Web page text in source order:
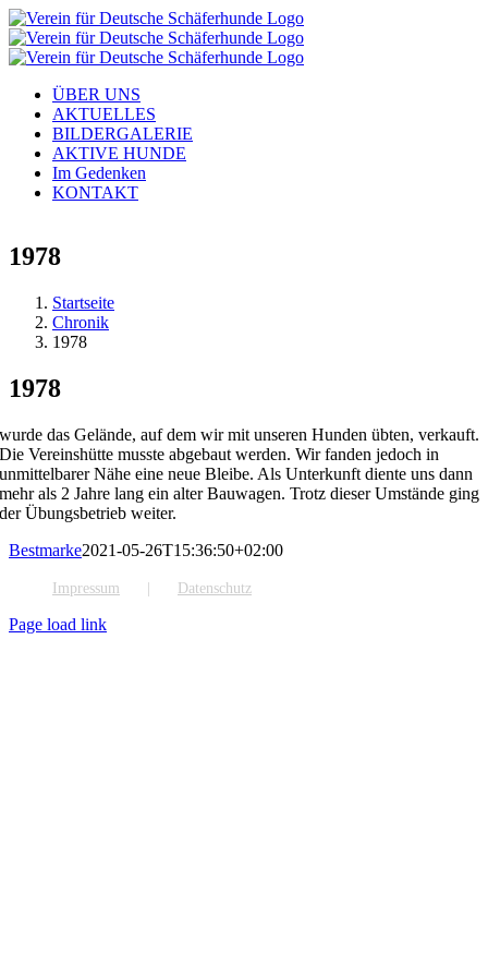
Zum
Inhalt
springen
ÜBER UNS
AKTUELLES
BILDERGALERIE
AKTIVE HUNDE
Im Gedenken
KONTAKT
1978
Startseite
Chronik
1978
1978
wurde das Gelände, auf dem wir mit unseren Hunden übten, verkauft.
Die Vereinshütte musste abgebaut werden. Wir fanden jedoch in
unmittelbarer Nähe eine neue Bleibe. Als Unterkunft diente uns dann
mehr als 2 Jahre lang ein alter Bauwagen. Trotz dieser Umstände ging
der Übungsbetrieb weiter.
Bestmarke2021-05-26T15:36:50+02:00
Impressum Datenschutz
Page load link